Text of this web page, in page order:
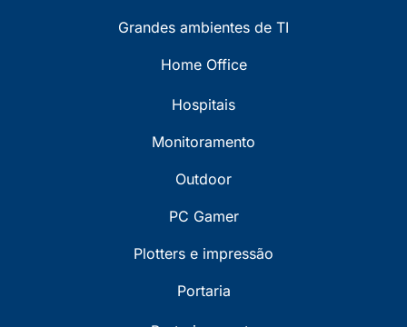
Grandes ambientes de TI
Home Office
Hospitais
Monitoramento
Outdoor
PC Gamer
Plotters e impressão
Portaria